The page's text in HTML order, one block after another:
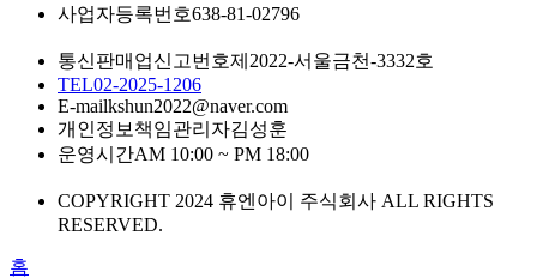
사업자등록번호638-81-02796
통신판매업신고번호제2022-서울금천-3332호
TEL02-2025-1206
E-mailkshun2022@naver.com
개인정보책임관리자김성훈
운영시간AM 10:00 ~ PM 18:00
COPYRIGHT 2024 휴엔아이 주식회사 ALL RIGHTS
RESERVED.
홈